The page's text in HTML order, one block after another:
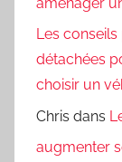
Les
détachées
choisir un
Chris dans
augmenter